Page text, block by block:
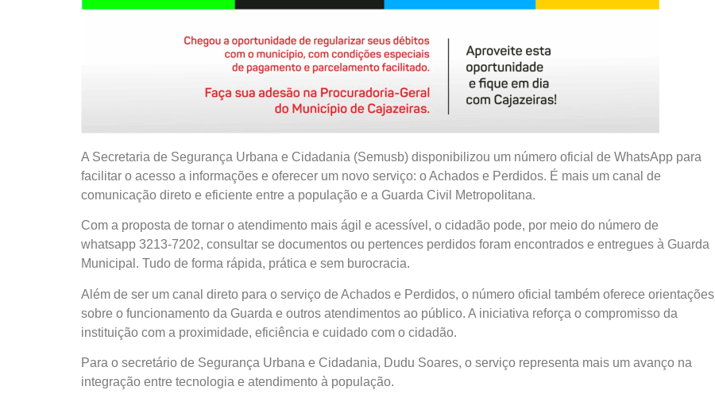
A Secretaria de Segurança Urbana e Cidadania (Semusb) disponibilizou um número oficial de WhatsApp para
facilitar o acesso a informações e oferecer um novo serviço: o Achados e Perdidos. É mais um canal de
comunicação direto e eficiente entre a população e a Guarda Civil Metropolitana.
Com a proposta de tornar o atendimento mais ágil e acessível, o cidadão pode, por meio do número de
whatsapp 3213-7202, consultar se documentos ou pertences perdidos foram encontrados e entregues à Guarda
Municipal. Tudo de forma rápida, prática e sem burocracia.
Além de ser um canal direto para o serviço de Achados e Perdidos, o número oficial também oferece orientações
sobre o funcionamento da Guarda e outros atendimentos ao público. A iniciativa reforça o compromisso da
instituição com a proximidade, eficiência e cuidado com o cidadão.
Para o secretário de Segurança Urbana e Cidadania, Dudu Soares, o serviço representa mais um avanço na
integração entre tecnologia e atendimento à população.